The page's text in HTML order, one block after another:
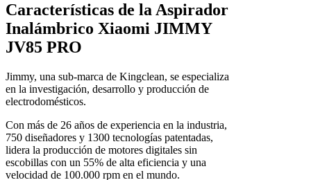
Características de la Aspirador
Inalámbrico Xiaomi JIMMY
JV85 PRO
Jimmy, una sub-marca de Kingclean, se especializa
en la investigación, desarrollo y producción de
electrodomésticos.
Con más de 26 años de experiencia en la industria,
750 diseñadores y 1300 tecnologías patentadas,
lidera la producción de motores digitales sin
escobillas con un 55% de alta eficiencia y una
velocidad de 100.000 rpm en el mundo.